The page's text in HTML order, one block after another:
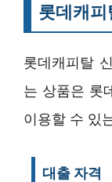
롯데캐
롯데캐피탈
는 상품은 롯
이용할 수 있
대출 자격